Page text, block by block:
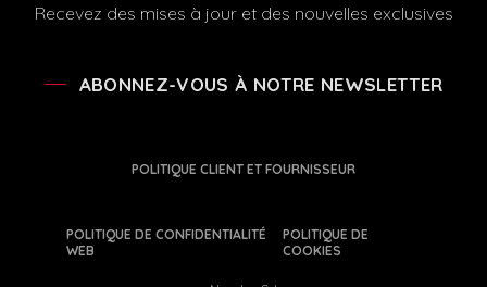
Recevez des mises à jour et des nouvelles exclusives
ABONNEZ-VOUS À NOTRE NEWSLETTER
POLITIQUE CLIENT ET FOURNISSEUR
POLITIQUE DE CONFIDENTIALITÉ
WEB
POLITIQUE DE
COOKIES